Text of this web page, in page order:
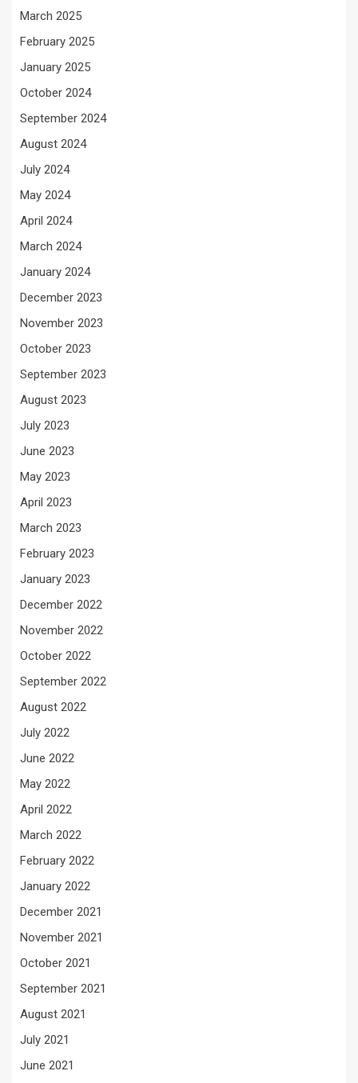
March 2025
February 2025
January 2025
October 2024
September 2024
August 2024
July 2024
May 2024
April 2024
March 2024
January 2024
December 2023
November 2023
October 2023
September 2023
August 2023
July 2023
June 2023
May 2023
April 2023
March 2023
February 2023
January 2023
December 2022
November 2022
October 2022
September 2022
August 2022
July 2022
June 2022
May 2022
April 2022
March 2022
February 2022
January 2022
December 2021
November 2021
October 2021
September 2021
August 2021
July 2021
June 2021